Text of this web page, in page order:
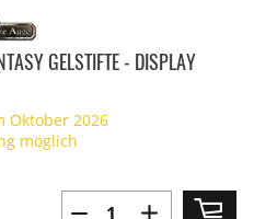
GELSTIFTE - DISPLAY
Oktober 2026
möglich